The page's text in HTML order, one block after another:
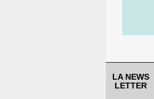
LA NEWS
LETTER